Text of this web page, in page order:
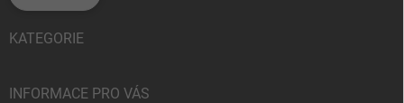
KATEGORIE
INFORMACE PRO VÁS